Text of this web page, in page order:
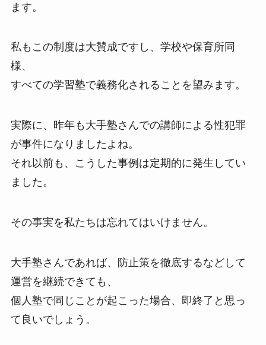
ます。
私もこの制度は大賛成ですし、学校や保育所同
様、
すべての学習塾で義務化されることを望みます。
実際に、昨年も大手塾さんでの講師による性犯罪
が事件になりましたよね。
それ以前も、こうした事例は定期的に発生してい
ました。
その事実を私たちは忘れてはいけません。
大手塾さんであれば、防止策を徹底するなどして
運営を継続できても、
個人塾で同じことが起こった場合、即終了と思っ
て良いでしょう。